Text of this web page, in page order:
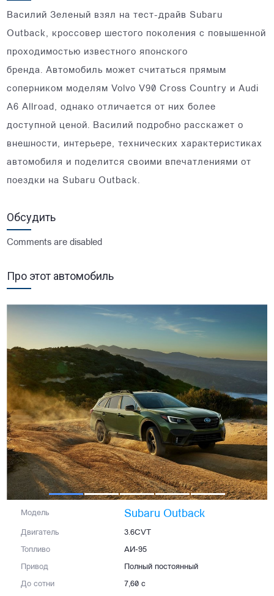
Василий Зеленый взял на тест-драйв Subaru
Outback, кроссовер шестого поколения с повышенной
проходимостью известного японского
бренда. Автомобиль может считаться прямым
соперником моделям Volvo V90 Cross Country и Audi
A6 Allroad, однако отличается от них более
доступной ценой. Василий подробно расскажет о
внешности, интерьере, технических характеристиках
автомобиля и поделится своими впечатлениями от
поездки на Subaru Outback.
Обсудить
Comments are disabled
Про этот автомобиль
Модель Subaru Outback
Двигатель 3.6CVT
Топливо АИ-95
Привод Полный постоянный
До сотни 7,60 с